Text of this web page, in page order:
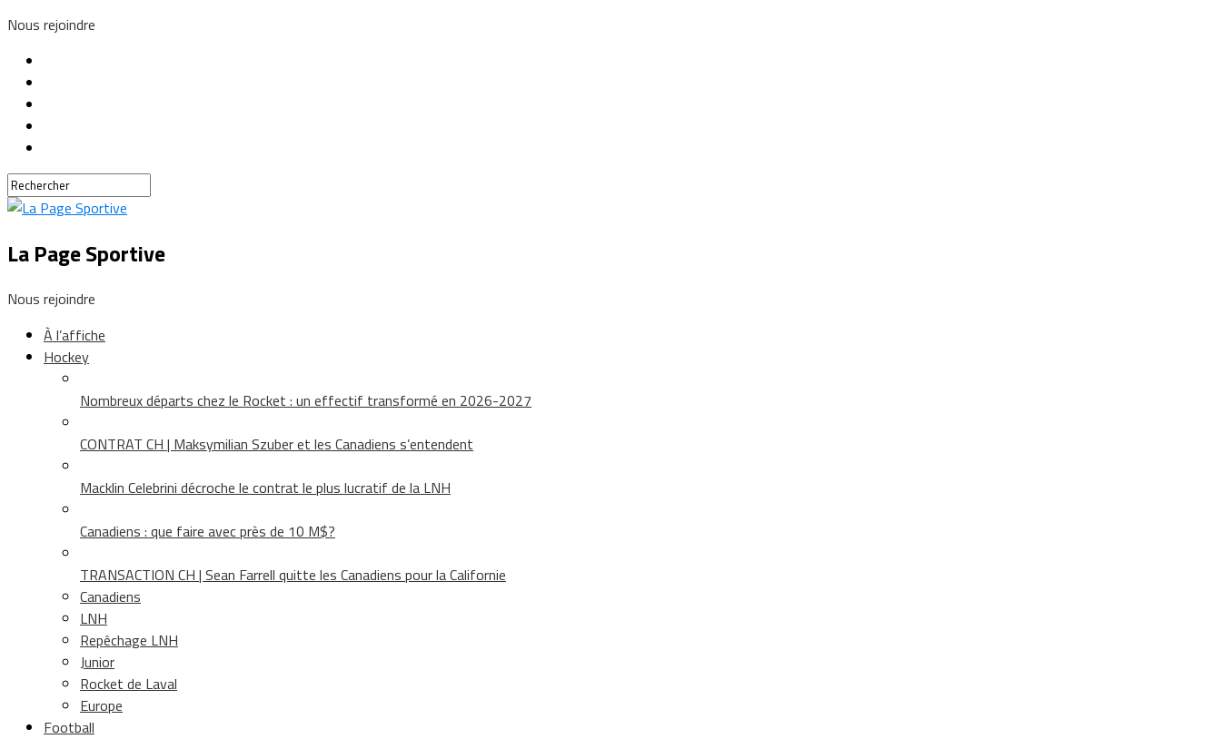
Nous rejoindre
La Page Sportive
Nous rejoindre
À l’affiche
Hockey
Nombreux départs chez le Rocket : un effectif transformé en 2026-2027
CONTRAT CH | Maksymilian Szuber et les Canadiens s’entendent
Macklin Celebrini décroche le contrat le plus lucratif de la LNH
Canadiens : que faire avec près de 10 M$?
TRANSACTION CH | Sean Farrell quitte les Canadiens pour la Californie
Canadiens
LNH
Repêchage LNH
Junior
Rocket de Laval
Europe
Football